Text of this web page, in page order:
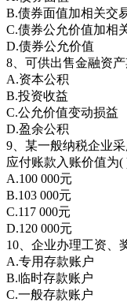
B.债券面值加相关交
C.债券公允价值加相
D.债券公允价值
8、可供出售金融资
A.资本公积
B.投资收益
C.公允价值变动损益
D.盈余公积
9、某一般纳税企业
应付账款入账价值为(
A.100 000元
B.103 000元
C.117 000元
D.120 000元
10、企业办理工资、
A.专用存款账户
B.临时存款账户
C.一般存款账户